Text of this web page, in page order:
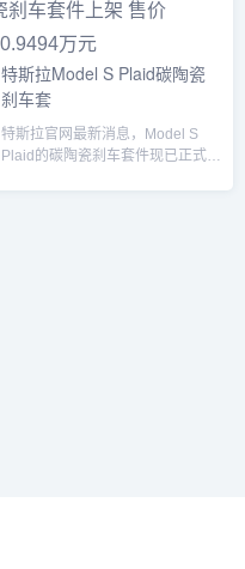
特斯拉Model S Plaid碳陶瓷
刹车套
特斯拉官网最新消息，Model S
Plaid的碳陶瓷刹车套件现已正式上